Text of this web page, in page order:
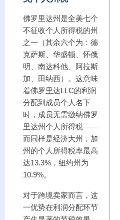
佛罗里达州是全美七个
不征收个人所得税的州
之一（其余六个为：德
克萨斯、华盛顿、怀俄
明、南达科他、阿拉斯
加、田纳西）。这意味
着佛罗里达LLC的利润
分配到成员个人名下
时，成员无需缴纳佛罗
里达州个人所得税——
而同样是经济大州，加
州的个人所得税率最高
达13.3%，纽约州为
10.9%。
对于跨境卖家而言，这
一优势在利润分配环节